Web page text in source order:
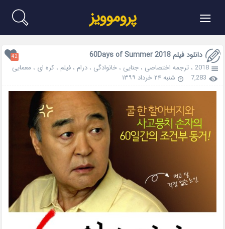
≡ پروموویز
دانلود فیلم 60Days of Summer 2018 42
2018 ،ترجمه اختصاصی ،جنایی ،خانوادگی ،درام ،فیلم ،کره ای ، معمایی
7,283
شنبه ۲۴ خرداد ۱۳۹۹